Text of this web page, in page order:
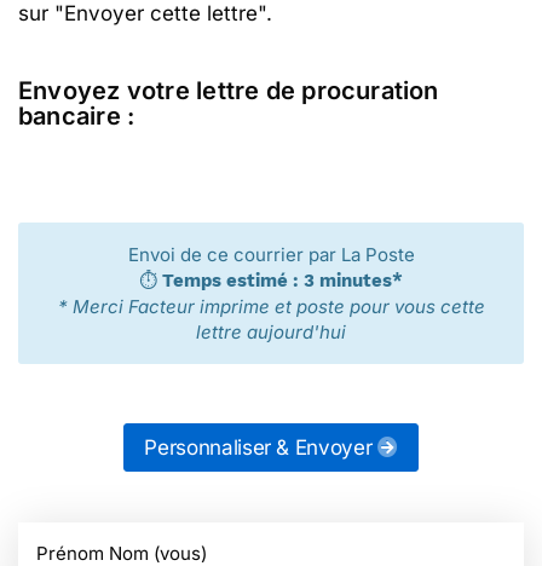
sur "Envoyer cette lettre".
Envoyez votre lettre de procuration
bancaire :
Envoi de ce courrier par La Poste
⏱️ Temps estimé : 3 minutes*
* Merci Facteur imprime et poste pour vous cette
lettre aujourd'hui
Personnaliser & Envoyer
Prénom Nom (vous)